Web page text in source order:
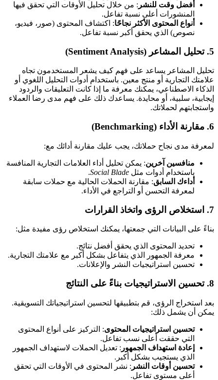
أفضل وقت للنشر : من خلال تحليل الأوقات التي تحقق فيها
المنشورات أعلى نسبة تفاعل.
أنواع المحتوى الأكثر نجاحًا: اكتشاف المحتوى (صور، فيديو،
نصوص) الذي يحقق أكبر نسبة تفاعل.
5. تحليل المشاعر (Sentiment Analysis)
تحليل المشاعر يساعد على فهم كيف يشعر المستخدمون تجاه
علامتك التجارية أو منتج معين. باستخدام أدوات التحليل اللغوي أو
الذكاء الاصطناعي، يمكنك معرفة ما إذا كانت التعليقات والردود
إيجابية، سلبية، أو محايدة. يساعدك ذلك على فهم مدى رضا العملاء
واستجابتهم لحملاتك.
6. مقارنة الأداء (Benchmarking)
لمعرفة مدى نجاح حملاتك، يجب عليك مقارنة أدائك مع:
منافسين آخرين: يمكن تحليل أداء العلامات التجارية المنافسة
باستخدام أدوات مثل Social Blade
.
أداءك السابق: مقارنة الحملات الحالية مع حملات سابقة
لمعرفة التحسن أو التراجع في الأداء.
7. استخلاص الرؤى واتخاذ القرارات
بناءً على البيانات التي جمعتها، يمكنك استخلاص رؤى مفيدة مثل:
تحديد المحتوى الذي يحقق أفضل نتائج.
معرفة الجمهور الذي يتفاعل بشكل أكبر مع علامتك التجارية.
تحسين استراتيجيات النشر والإعلانات.
8. تحسين الاستراتيجيات بناءً على النتائج
بعد استخراج الرؤى، قم بتطبيقها لتحسين استراتيجياتك التسويقية.
يمكن أن يشمل ذلك:
تحسين استراتيجيات المحتوى: التركيز على أنواع المحتوى
التي حققت أعلى نسب تفاعل.
إعادة استهداف الجمهور : تعديل الحملات لاستهداف الجمهور
الذي يستجيب بشكل أكبر.
تحسين أوقات النشر : نشر المحتوى في الأوقات التي تحقق
أعلى مستوى تفاعل.